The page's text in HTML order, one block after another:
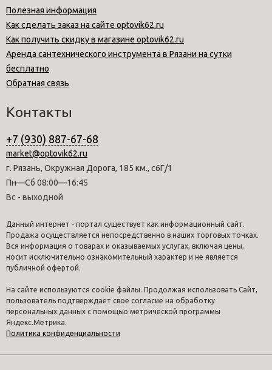
Полезная информация
Как сделать заказ на сайте optovik62.ru
Как получить скидку в магазине optovik62.ru
Аренда сантехнического инструмента в Рязани на сутки
бесплатно
Обратная связь
Контакты
+7 (930) 887-67-68
market@optovik62.ru
г. Рязань, Окружная Дорога, 185 км., с6Г/1
Пн—Сб 08:00—16:45
Вс - выходной
Данный интернет - портал существует как информационный сайт.
Продажа осуществляется непосредственно в наших торговых точках.
Вся информация о товарах и оказываемых услугах, включая цены,
носит исключительно ознакомительный характер и не является
публичной офертой.
На сайте используются cookie файлы. Продолжая использовать Сайт,
пользователь подтверждает свое согласие на обработку
персональных данных с помощью метрической программы
Яндекс.Метрика.
Политика конфиденциальности